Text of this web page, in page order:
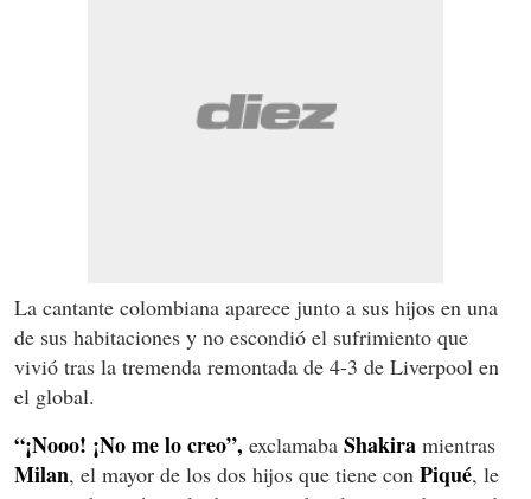
La cantante colombiana aparece junto a sus hijos en una
de sus habitaciones y no escondió el sufrimiento que
vivió tras la tremenda remontada de 4-3 de Liverpool en
el global.
“¡Nooo! ¡No me lo creo”, exclamaba Shakira mientras
Milan, el mayor de los dos hijos que tiene con Piqué, le